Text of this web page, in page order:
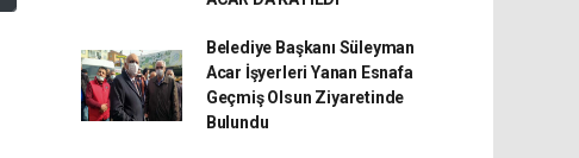
Belediye Başkanı Süleyman
Acar İşyerleri Yanan Esnafa
Geçmiş Olsun Ziyaretinde
Bulundu